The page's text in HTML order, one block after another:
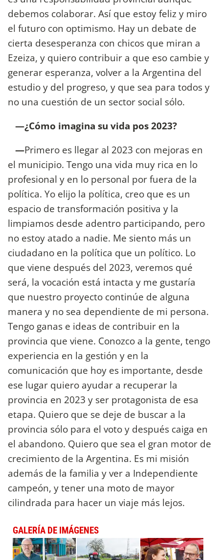
debemos colaborar. Así que estoy feliz y miro
el futuro con optimismo. Hay un debate de
cierta desesperanza con chicos que miran a
Ezeiza, y quiero contribuir a que eso cambie y
generar esperanza, volver a la Argentina del
estudio y del progreso, y que sea para todos y
no una cuestión de un sector social sólo.
—¿Cómo imagina su vida pos 2023?
—Primero es llegar al 2023 con mejoras en
el municipio. Tengo una vida muy rica en lo
profesional y en lo personal por fuera de la
política. Yo elijo la política, creo que es un
espacio de transformación positiva y la
limpiamos desde adentro participando, pero
no estoy atado a nadie. Me siento más un
ciudadano en la política que un político. Lo
que viene después del 2023, veremos qué
será, la vocación está intacta y me gustaría
que nuestro proyecto continúe de alguna
manera y no sea dependiente de mi persona.
Tengo ganas e ideas de contribuir en la
provincia que viene. Conozco a la gente, tengo
experiencia en la gestión y en la
comunicación que hoy es importante, desde
ese lugar quiero ayudar a recuperar la
provincia en 2023 y ser protagonista de esa
etapa. Quiero que se deje de buscar a la
provincia sólo para el voto y después caiga en
el abandono. Quiero que sea el gran motor de
crecimiento de la Argentina. Es mi misión
además de la familia y ver a Independiente
campeón, y tener una moto de mayor
cilindrada para hacer un viaje más lejos.
GALERÍA DE IMÁGENES